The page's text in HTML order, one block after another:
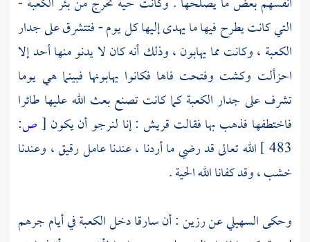
التي كانت يطرح فيها ما يهدى إليها كل يوم - فتتشرق على جدار
الكعبة ،وكانت مما يهابون ، وذلك أنه كان لا يدنو منها أحد إلا
احزألت وكشت وفتحت فاها فكانوا يهابونها فبينما هي يوما
تشرف على جدارالكعبةكما كانت تصنع بعث الله عليها طائرا
فاختطفها فذهب بها فقالت قريش : إنا لنرجو أن يكون [ص:
483 ] الله تعالى قد رضي ما أردنا ، عندنا عامل رقيق ، وعندنا
خشب ، وقد كفانا الله الحية .
وحكىالسهيليعنرزين: أن سارقا دخلالكعبةفي أيامجرهم